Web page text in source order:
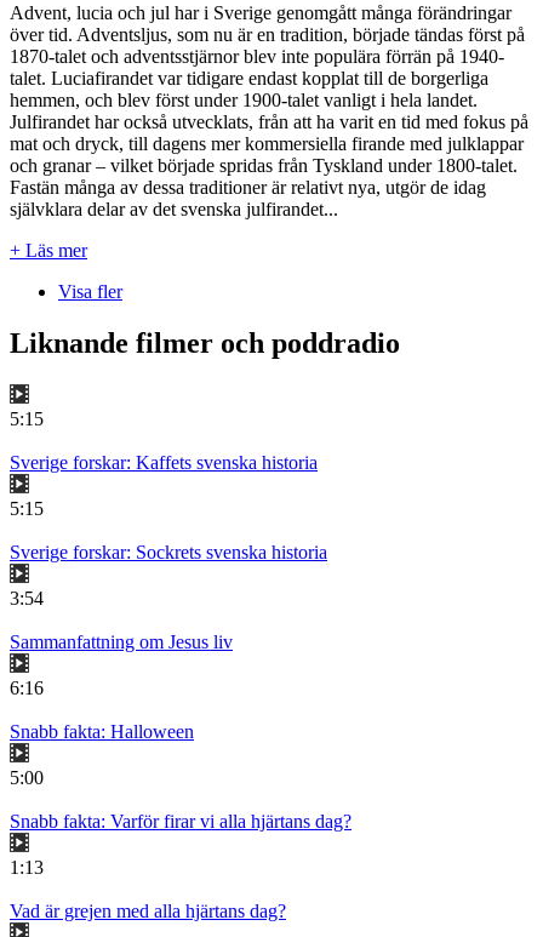
Advent, lucia och jul har i Sverige genomgått många förändringar
över tid. Adventsljus, som nu är en tradition, började tändas först på
1870-talet och adventsstjärnor blev inte populära förrän på 1940-
talet. Luciafirandet var tidigare endast kopplat till de borgerliga
hemmen, och blev först under 1900-talet vanligt i hela landet.
Julfirandet har också utvecklats, från att ha varit en tid med fokus på
mat och dryck, till dagens mer kommersiella firande med julklappar
och granar – vilket började spridas från Tyskland under 1800-talet.
Fastän många av dessa traditioner är relativt nya, utgör de idag
självklara delar av det svenska julfirandet...
+ Läs mer
Visa fler
Liknande filmer och poddradio
5:15
Sverige forskar: Kaffets svenska historia
5:15
Sverige forskar: Sockrets svenska historia
3:54
Sammanfattning om Jesus liv
6:16
Snabb fakta: Halloween
5:00
Snabb fakta: Varför firar vi alla hjärtans dag?
1:13
Vad är grejen med alla hjärtans dag?